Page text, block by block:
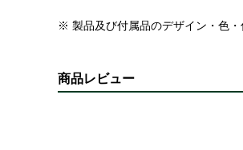
※ 製品及び付属品のデザイン・色・
商品レビュー